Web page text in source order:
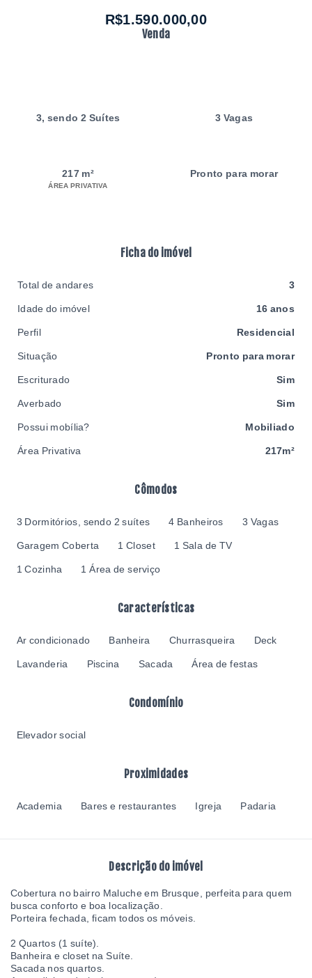
R$1.590.000,00
Venda
3, sendo 2 Suítes 3 Vagas
217 m²
ÁREA PRIVATIVA
Pronto para morar
Cômodos
3 Dormitórios, sendo 2 suítes 4 Banheiros 3 Vagas
Garagem Coberta 1 Closet 1 Sala de TV
1 Cozinha 1 Área de serviço
Características
Ar condicionado Banheira Churrasqueira Deck
Lavanderia Piscina Sacada Área de festas
Condomínio
Elevador social
Proximidades
Academia Bares e restaurantes Igreja Padaria
Descrição do imóvel
Cobertura no bairro Maluche em Brusque, perfeita para quem
busca conforto e boa localização.
Porteira fechada, ficam todos os móveis.
2 Quartos (1 suíte).
Banheira e closet na Suíte.
Sacada nos quartos.
Ficha do imóvel
Total de andares 3
Idade do imóvel 16 anos
Perfil Residencial
Situação Pronto para morar
Escriturado Sim
Averbado Sim
Possui mobília? Mobiliado
Área Privativa 217m²